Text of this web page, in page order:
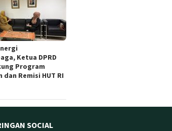
Ketua DPRD
Program
dan Remisi HUT RI
SOCIAL